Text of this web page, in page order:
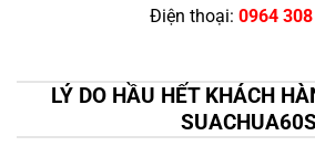
Điện thoại: 0964
LÝ DO HẦU HẾT KHÁCH
SUACHUA60S